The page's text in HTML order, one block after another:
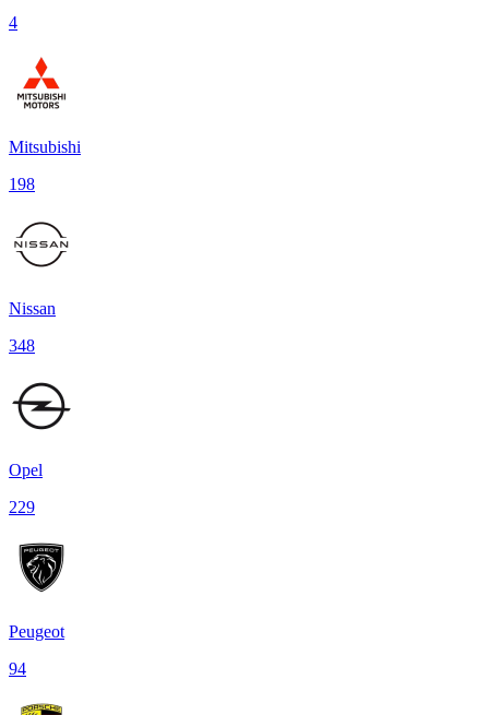
4
Mitsubishi
198
Nissan
348
Opel
229
Peugeot
94